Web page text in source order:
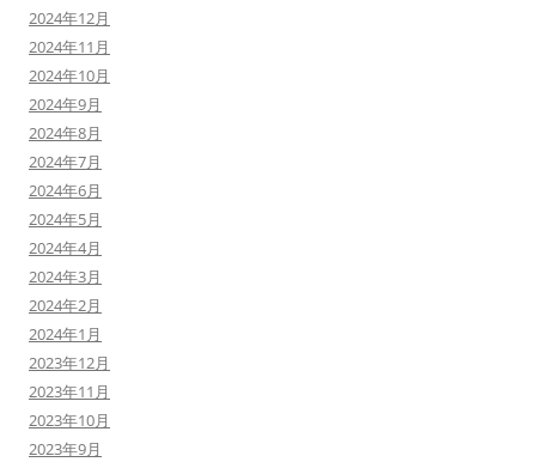
2024年12月
2024年11月
2024年10月
2024年9月
2024年8月
2024年7月
2024年6月
2024年5月
2024年4月
2024年3月
2024年2月
2024年1月
2023年12月
2023年11月
2023年10月
2023年9月